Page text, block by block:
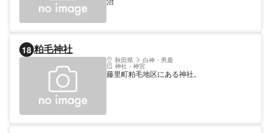
18 粕毛神社
秋田県 白神・男鹿
神社・神宮
藤里町粕毛地区にある神社。